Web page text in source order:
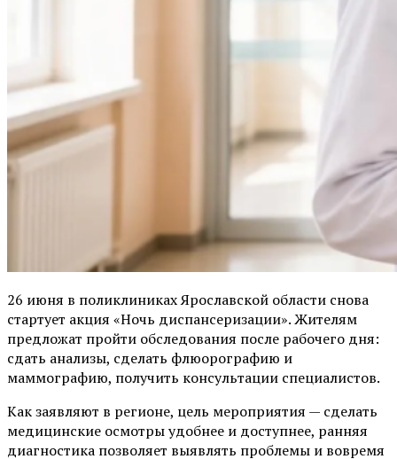
26 июня в поликлиниках Ярославской области снова
стартует акция «Ночь диспансеризации». Жителям
предложат пройти обследования после рабочего дня:
сдать анализы, сделать флюорографию и
маммографию, получить консультации специалистов.
Как заявляют в регионе, цель мероприятия — сделать
медицинские осмотры удобнее и доступнее, ранняя
диагностика позволяет выявлять проблемы и вовремя